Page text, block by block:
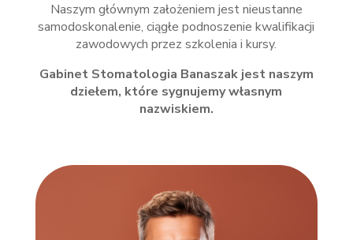
Naszym głównym założeniem jest nieustanne
samodoskonalenie, ciągłe podnoszenie kwalifikacji
zawodowych przez szkolenia i kursy.
Gabinet Stomatologia Banaszak jest naszym
dziełem, które sygnujemy własnym
nazwiskiem.